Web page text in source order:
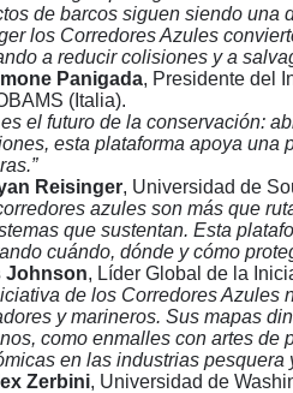
de barcos siguen siendo una
los Corredores Azules
a reducir colisiones y a
Panigada, Presidente del
(Italia).
es el futuro de la conservación:
esta plataforma apoya una
Reisinger, Universidad de
azules son más que
que sustentan. Esta
cuándo, dónde y cómo
Johnson, Líder Global de la
de los Corredores
y marineros. Sus mapas
como enmalles con artes de
en las industrias pesquera
Zerbini, Universidad de